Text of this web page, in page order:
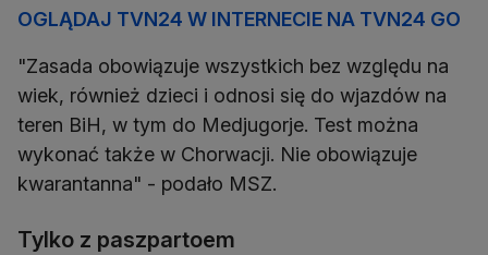
OGLĄDAJ TVN24 W INTERNECIE NA TVN24 GO
"Zasada obowiązuje wszystkich bez względu na
wiek, również dzieci i odnosi się do wjazdów na
teren BiH, w tym do Medjugorje. Test można
wykonać także w Chorwacji. Nie obowiązuje
kwarantanna" - podało MSZ.
Tylko z paszpartoem